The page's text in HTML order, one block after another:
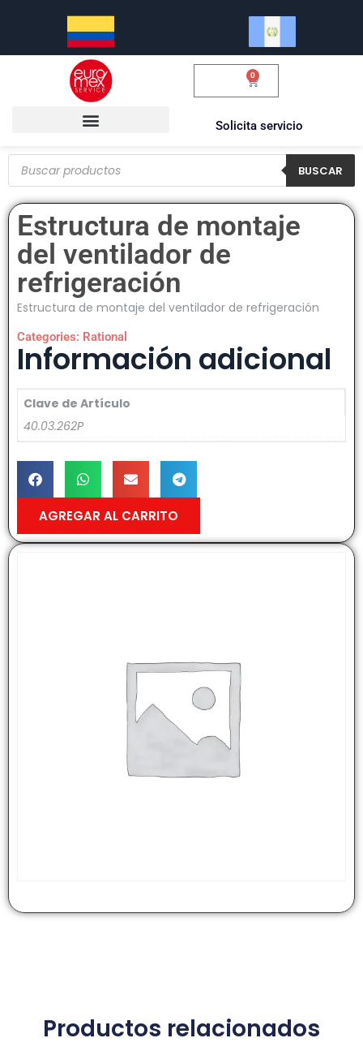
0
Solicita servicio
BUSCAR
Estructura de montaje
del ventilador de
refrigeración
Estructura de montaje del ventilador de refrigeración
Categories: Rational
Información adicional
Clave de Artículo
40.03.262P
AGREGAR AL CARRITO
Productos relacionados